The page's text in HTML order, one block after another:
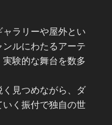
ラリーや屋外とい
ルにわたるアーテ
験的な舞台を数多
見つめながら、ダ
く振付で独自の世